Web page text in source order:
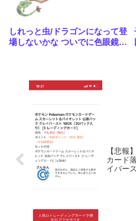
しれっと虫/ドラゴンになって登
場しないかな ついでに色眼鏡辺
【悲報
カード
イバース